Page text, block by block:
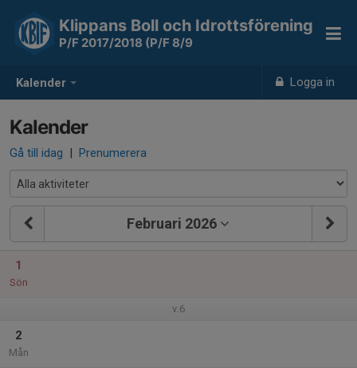
Kalender Logga in
Klippans Boll och Idrottsförening
P/F 2017/2018 (P/F 8/9
Kalender
Gå till idag | Prenumerera
Februari 2026
1
Sön
v.6
2
Mån